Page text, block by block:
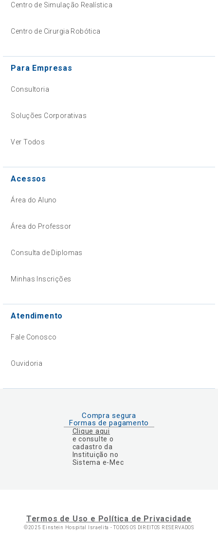
Centro de Simulação Realística
Centro de Cirurgia Robótica
Para Empresas
Consultoria
Soluções Corporativas
Ver Todos
Acessos
Área do Aluno
Área do Professor
Consulta de Diplomas
Minhas Inscrições
Atendimento
Fale Conosco
Ouvidoria
Compra segura
Formas de pagamento
Clique aqui
e consulte o
cadastro da
Instituição no
Sistema e-Mec
Termos de Uso e Política de Privacidade
©2025 Einstein Hospital Israelita -TODOS OS DIREITOS RESERVADOS